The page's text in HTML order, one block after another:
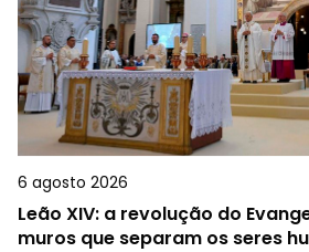
6 agosto 2026
Leão XIV: a revolução do
muros que separam os seres